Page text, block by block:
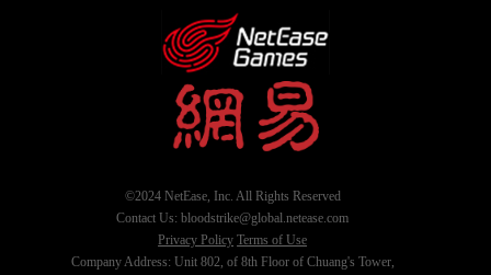
©2024 NetEase, Inc. All Rights Reserved
Contact Us: bloodstrike@global.netease.com
Privacy Policy Terms of Use
Company Address: Unit 802, of 8th Floor of Chuang's Tower,